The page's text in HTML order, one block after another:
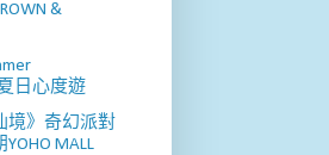
&
日心度遊
境》奇幻派對
MALL